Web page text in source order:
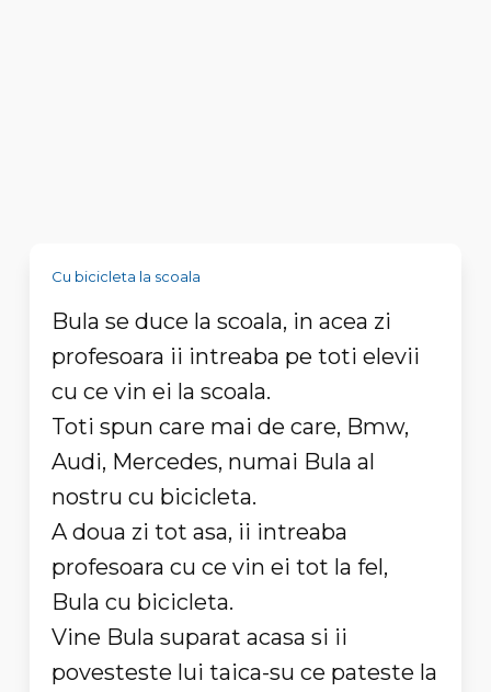
Cu bicicleta la scoala
Bula se duce la scoala, in acea zi
profesoara ii intreaba pe toti elevii
cu ce vin ei la scoala.
Toti spun care mai de care, Bmw,
Audi, Mercedes, numai Bula al
nostru cu bicicleta.
A doua zi tot asa, ii intreaba
profesoara cu ce vin ei tot la fel,
Bula cu bicicleta.
Vine Bula suparat acasa si ii
povesteste lui taica-su ce pateste la